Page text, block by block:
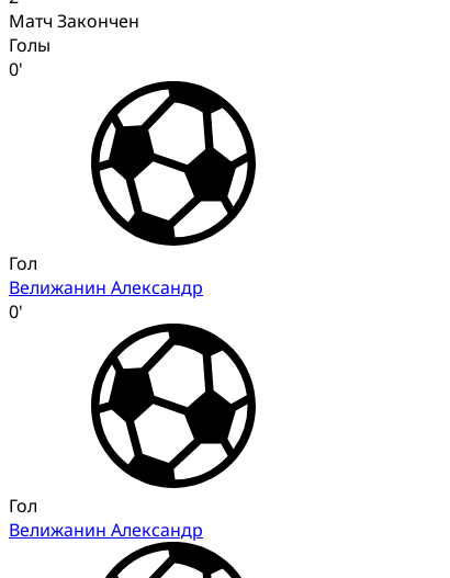
Матч Закончен
Голы
0'
Гол
Велижанин Александр
0'
Гол
Велижанин Александр